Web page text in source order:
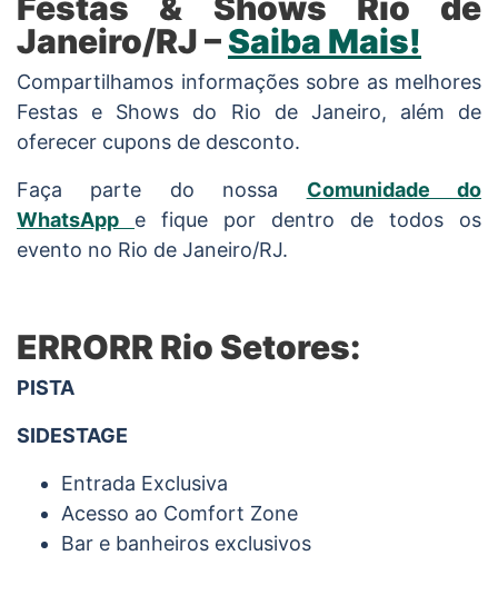
Janeiro/RJ –Saiba Mais!
Compartilhamos informações sobre as melhores
Festas e Shows do Rio de Janeiro, além de
oferecer cupons de desconto.
Faça parte do nossa Comunidade do
WhatsApp
e fique por dentro de todos os
evento no Rio de Janeiro/RJ.
ERRORR Rio Setores:
PISTA
SIDESTAGE
Entrada Exclusiva
Acesso ao Comfort Zone
Bar e banheiros exclusivos